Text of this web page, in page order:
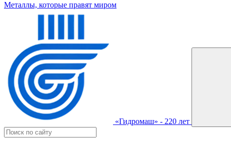
Металлы, которые правят миром
«Гидромаш» - 220 лет